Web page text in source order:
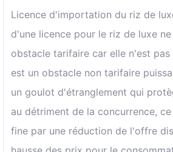
Licence d'importation du riz de
d'une licence pour le riz de luxe
obstacle tarifaire car elle n'est pas
est un obstacle non tarifaire
un goulot d'étranglement qui
au détriment de la concurrence,
fine par une réduction de l'offre